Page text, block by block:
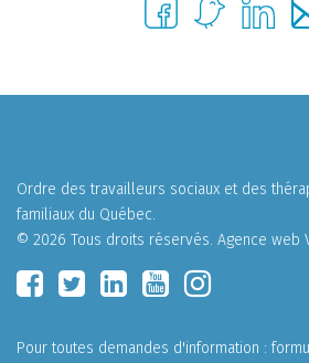
Ordre des travailleurs sociaux et des
familiaux du Québec.
© 2026 Tous droits réservés. Agence web
Pour toutes demandes d'information :